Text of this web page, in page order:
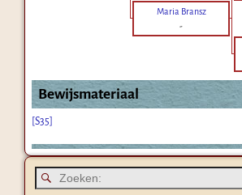
Maria Bransz
-
Bewijsmateriaal
[S35]